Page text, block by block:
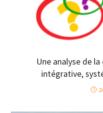
Une analyse de
intégrative,